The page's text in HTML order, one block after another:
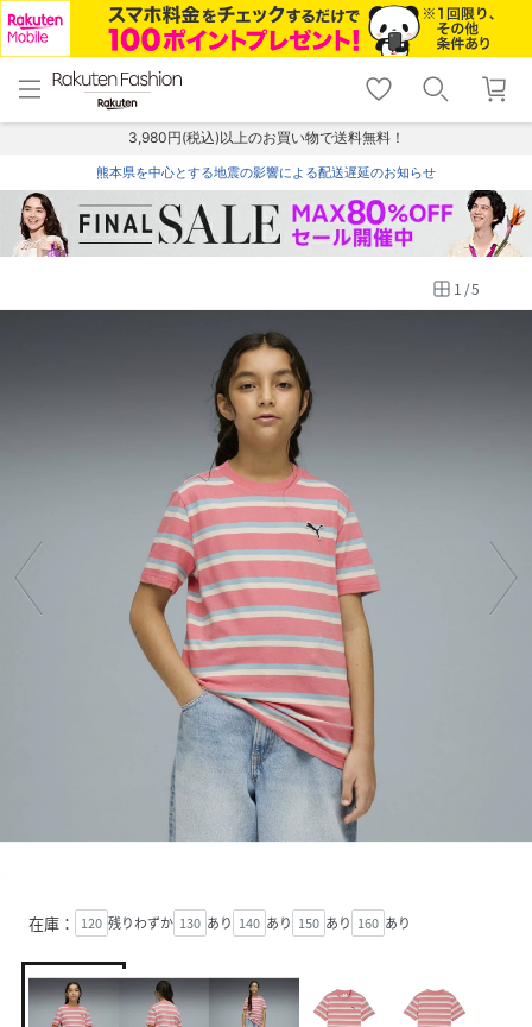
menu home
トップ
shopping_cart lock_outline
ログイン
3,980円(税込)以上のお買い物で送料無料！
熊本県を中心とする地震の影響による配送遅延のお知らせ
1 /5
在庫： 120 残りわずか 130 あり 140 あり 150 あり 160 あり